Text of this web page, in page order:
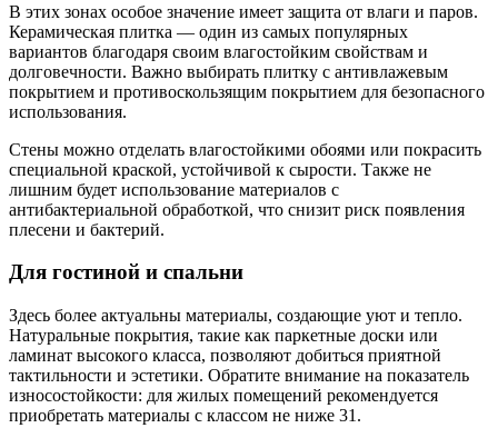
В этих зонах особое значение имеет защита от влаги и паров.
Керамическая плитка — один из самых популярных
вариантов благодаря своим влагостойким свойствам и
долговечности. Важно выбирать плитку с антивлажевым
покрытием и противоскользящим покрытием для безопасного
использования.
Стены можно отделать влагостойкими обоями или покрасить
специальной краской, устойчивой к сырости. Также не
лишним будет использование материалов с
антибактериальной обработкой, что снизит риск появления
плесени и бактерий.
Для гостиной и спальни
Здесь более актуальны материалы, создающие уют и тепло.
Натуральные покрытия, такие как паркетные доски или
ламинат высокого класса, позволяют добиться приятной
тактильности и эстетики. Обратите внимание на показатель
износостойкости: для жилых помещений рекомендуется
приобретать материалы с классом не ниже 31.